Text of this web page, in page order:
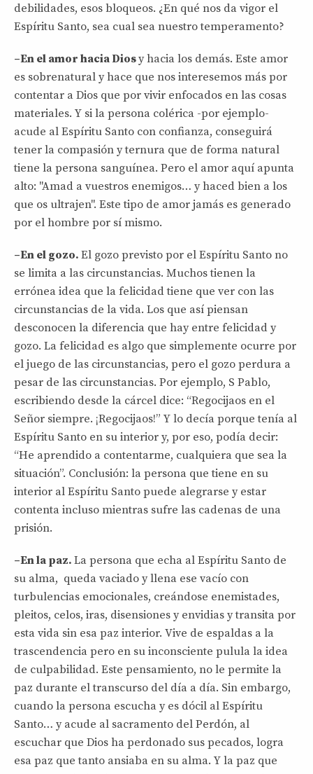
debilidades, esos bloqueos. ¿En qué nos da vigor el
Espíritu Santo, sea cual sea nuestro temperamento?
–En el amor hacia Diosy hacia los demás. Este amor
es sobrenatural y hace que nos interesemos más por
contentar a Dios que por vivir enfocados en las cosas
materiales. Y si la persona colérica -por ejemplo-
acude al Espíritu Santo con confianza, conseguirá
tener la compasión y ternura que de forma natural
tiene la persona sanguínea. Pero el amor aquí apunta
alto: "Amad a vuestros enemigos… y haced bien a los
que os ultrajen". Este tipo de amor jamás es generado
por el hombre por sí mismo.
–En el gozo. El gozo previsto por el Espíritu Santo no
se limita a las circunstancias. Muchos tienen la
errónea idea que la felicidad tiene que ver con las
circunstancias de la vida. Los que así piensan
desconocen la diferencia que hay entre felicidad y
gozo. La felicidad es algo que simplemente ocurre por
el juego de las circunstancias, pero el gozo perdura a
pesar de las circunstancias. Por ejemplo, S Pablo,
escribiendo desde la cárcel dice: “Regocijaos en el
Señor siempre. ¡Regocijaos!” Y lo decía porque tenía al
Espíritu Santo en su interior y, por eso, podía decir:
“He aprendido a contentarme, cualquiera que sea la
situación”. Conclusión: la persona que tiene en su
interior al Espíritu Santo puede alegrarse y estar
contenta incluso mientras sufre las cadenas de una
prisión.
–En la paz. La persona que echa al Espíritu Santo de
su alma, queda vaciado y llena ese vacío con
turbulencias emocionales, creándose enemistades,
pleitos, celos, iras, disensiones y envidias y transita por
esta vida sin esa paz interior. Vive de espaldas a la
trascendencia pero en su inconsciente pulula la idea
de culpabilidad. Este pensamiento, no le permite la
paz durante el transcurso del día a día. Sin embargo,
cuando la persona escucha y es dócil al Espíritu
Santo… y acude al sacramento del Perdón, al
escuchar que Dios ha perdonado sus pecados, logra
esa paz que tanto ansiaba en su alma. Y la paz que